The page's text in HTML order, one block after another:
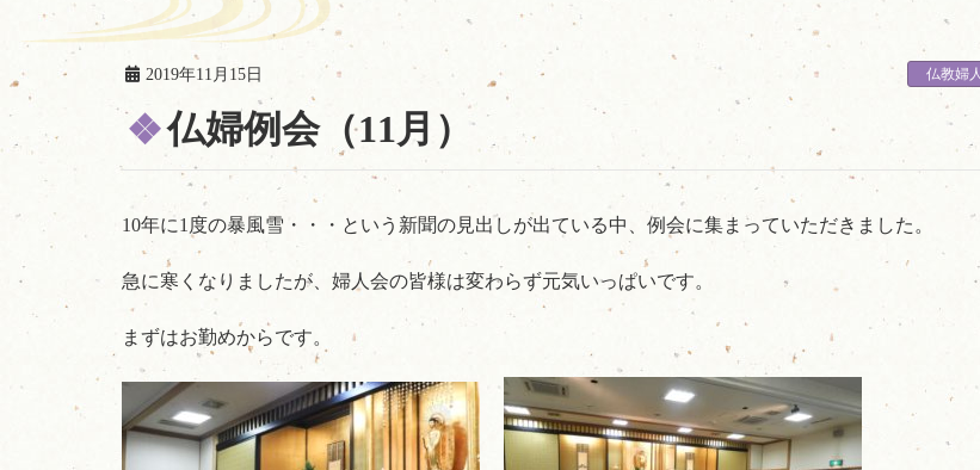
2019年11月15日 仏教婦
仏婦例会（11月）
10年に1度の暴風雪・・・という新聞の見出しが出ている中、例会に集まっていただきました。
急に寒くなりましたが、婦人会の皆様は変わらず元気いっぱいです。
まずはお勤めからです。